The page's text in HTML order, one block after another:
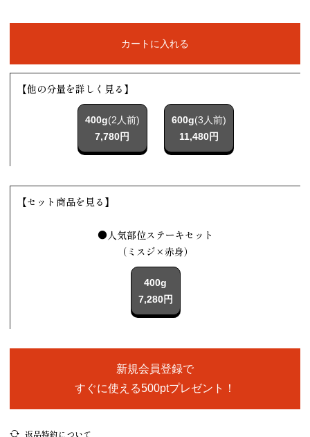
カートに入れる
【他の分量を詳しく見る】
400g(2人前)
7,780円
600g(3人前)
11,480円
【セット商品を見る】
●人気部位ステーキセット
（ミスジ×赤身）
400g
7,280円
新規会員登録で
すぐに使える500ptプレゼント！
返品特約について